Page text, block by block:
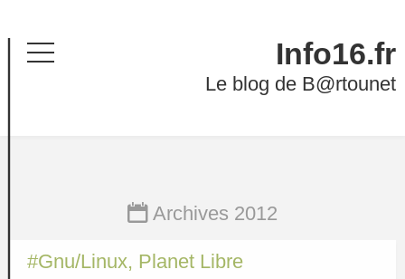
Info16.fr
Le blog de B@rtounet
Archives 2012
#Gnu/Linux, Planet Libre